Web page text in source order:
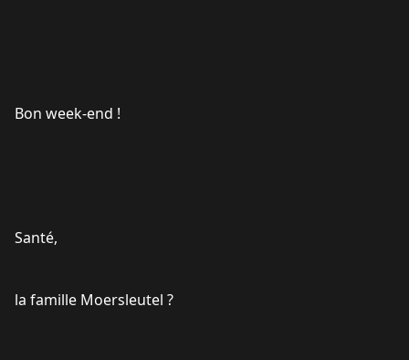
Bon week-end !
Santé,
la famille Moersleutel ?